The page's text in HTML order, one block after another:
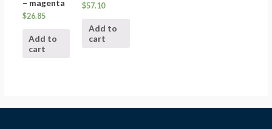
– magenta
$26.85
Add to
cart
$57.10
Add to
cart